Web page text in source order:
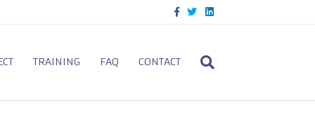
c
o
o
T
i
e
L
n
d
TRAINING FAQ CONTACT